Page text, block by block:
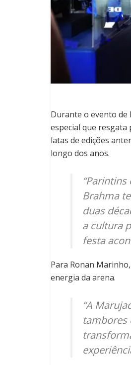
Durante o evento de
especial que resgata
latas de edições
longo dos anos.
Brahma
duas
a cultura
festa
Para Ronan
energia da arena.
“A
tambores